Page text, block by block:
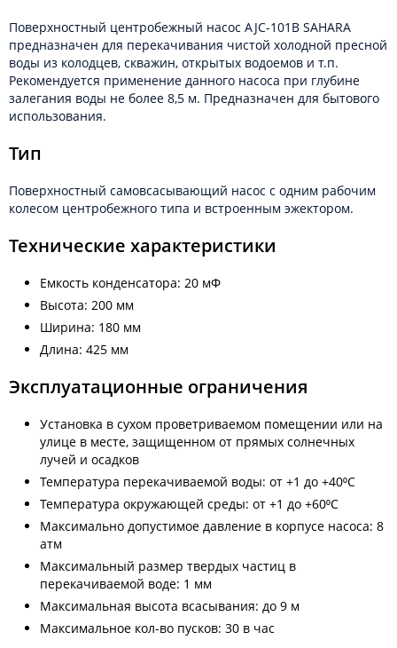
Поверхностный центробежный насос AJC-101B SAHARA
предназначен для перекачивания чистой холодной пресной
воды из колодцев, скважин, открытых водоемов и т.п.
Рекомендуется применение данного насоса при глубине
залегания воды не более 8,5 м. Предназначен для бытового
использования.
Тип
Поверхностный самовсасывающий насос с одним рабочим
колесом центробежного типа и встроенным эжектором.
Технические характеристики
Емкость конденсатора: 20 мФ
Высота: 200 мм
Ширина: 180 мм
Длина: 425 мм
Эксплуатационные ограничения
Установка в сухом проветриваемом помещении или на
улице в месте, защищенном от прямых солнечных
лучей и осадков
Температура перекачиваемой воды: от +1 до +40⁰С
Температура окружающей среды: от +1 до +60⁰С
Максимально допустимое давление в корпусе насоса: 8
атм
Максимальный размер твердых частиц в
перекачиваемой воде: 1 мм
Максимальная высота всасывания: до 9 м
Максимальное кол-во пусков: 30 в час